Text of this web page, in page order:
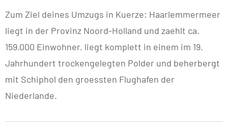
Zum Ziel deines Umzugs in Kuerze: Haarlemmermeer
liegt in der Provinz Noord-Holland und zaehlt ca.
159.000 Einwohner. liegt komplett in einem im 19.
Jahrhundert trockengelegten Polder und beherbergt
mit Schiphol den groessten Flughafen der
Niederlande.